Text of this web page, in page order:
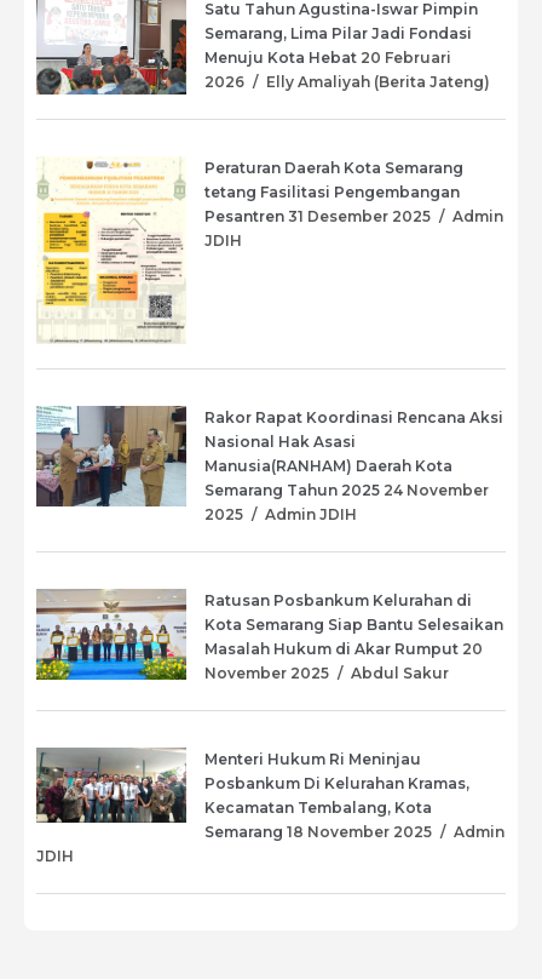
Satu Tahun Agustina-Iswar Pimpin
Semarang, Lima Pilar Jadi Fondasi
Menuju Kota Hebat 20 Februari
2026 / Elly Amaliyah (Berita Jateng)
Peraturan Daerah Kota Semarang
tetang Fasilitasi Pengembangan
Pesantren 31 Desember 2025 / Admin
JDIH
Rakor Rapat Koordinasi Rencana Aksi
Nasional Hak Asasi
Manusia(RANHAM) Daerah Kota
Semarang Tahun 2025 24 November
2025 / Admin JDIH
Ratusan Posbankum Kelurahan di
Kota Semarang Siap Bantu Selesaikan
Masalah Hukum di Akar Rumput 20
November 2025 / ⁠Abdul Sakur
Menteri Hukum Ri Meninjau
Posbankum Di Kelurahan Kramas,
Kecamatan Tembalang, Kota
Semarang 18 November 2025 / Admin
JDIH